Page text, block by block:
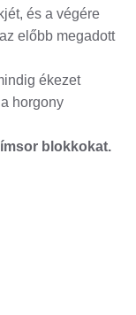
és a végére
előbb megadott
ékezet
horgony
blokkokat.